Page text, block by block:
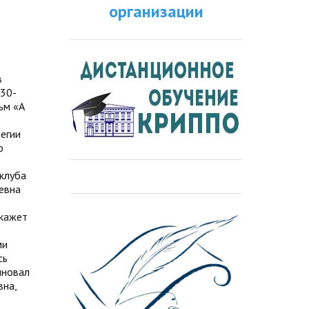
«А
организации